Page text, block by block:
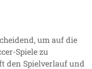
um auf die
Spiele zu
den Spielverlauf und